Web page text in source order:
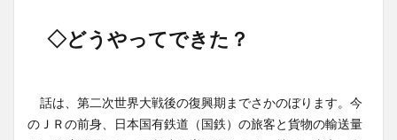
◇どうやってできた？
話は、第二次世界大戦後の復興期までさかのぼります。今
のＪＲの前身、日本国有鉄道（国鉄）の旅客と貨物の輸送量